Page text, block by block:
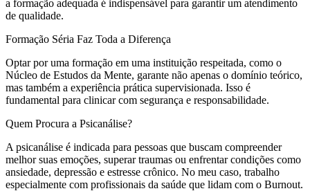
a formação adequada é indispensável para garantir um atendimento
de qualidade.
Formação Séria Faz Toda a Diferença
Optar por uma formação em uma instituição respeitada, como o
Núcleo de Estudos da Mente, garante não apenas o domínio teórico,
mas também a experiência prática supervisionada. Isso é
fundamental para clinicar com segurança e responsabilidade.
Quem Procura a Psicanálise?
A psicanálise é indicada para pessoas que buscam compreender
melhor suas emoções, superar traumas ou enfrentar condições como
ansiedade, depressão e estresse crônico. No meu caso, trabalho
especialmente com profissionais da saúde que lidam com o Burnout.